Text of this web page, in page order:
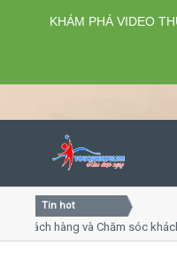
Close
Tin hot
hàng và Chăm sóc khách hàng
KHÁM PHÁ VIDEO